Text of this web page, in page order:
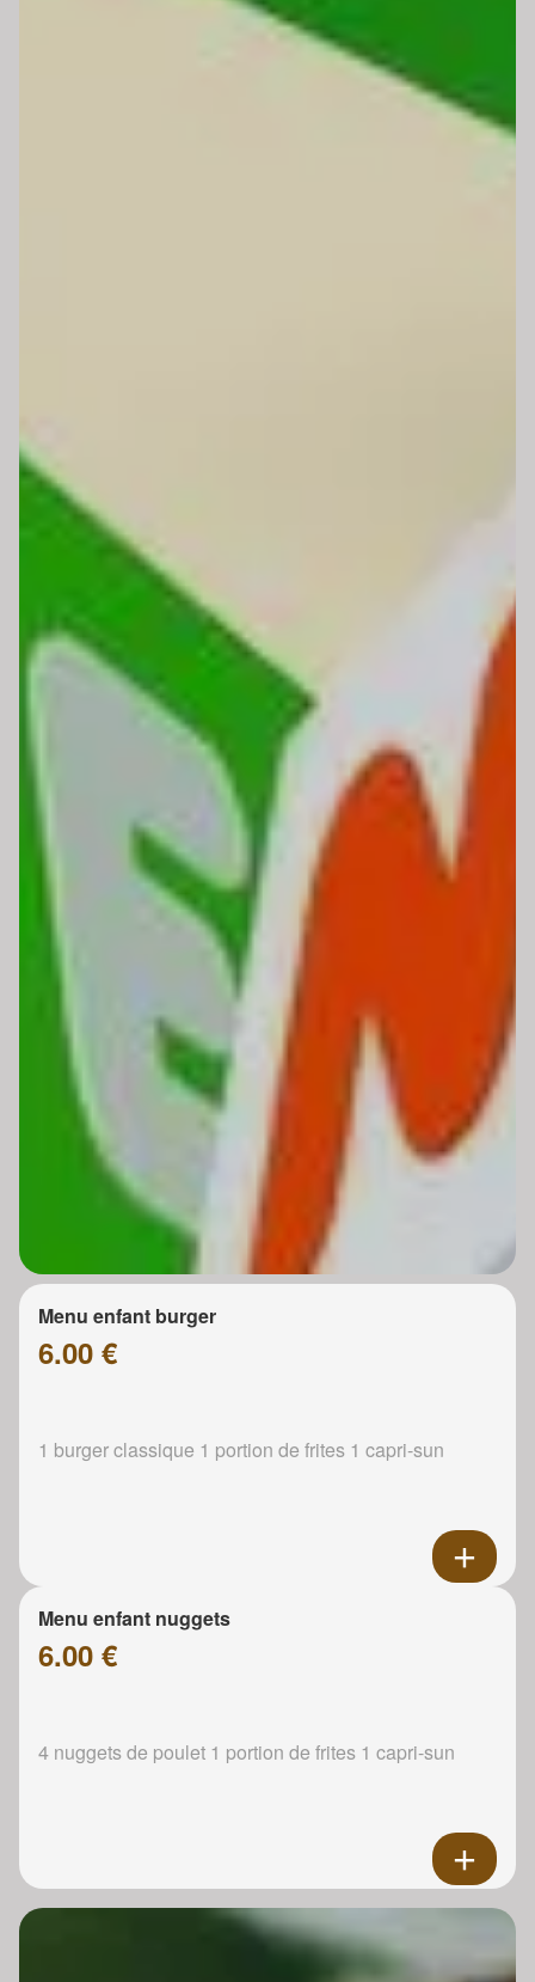
Menu enfant burger
6.00 €
1 burger classique 1 portion de frites 1 capri-sun
Menu enfant nuggets
6.00 €
4 nuggets de poulet 1 portion de frites 1 capri-sun